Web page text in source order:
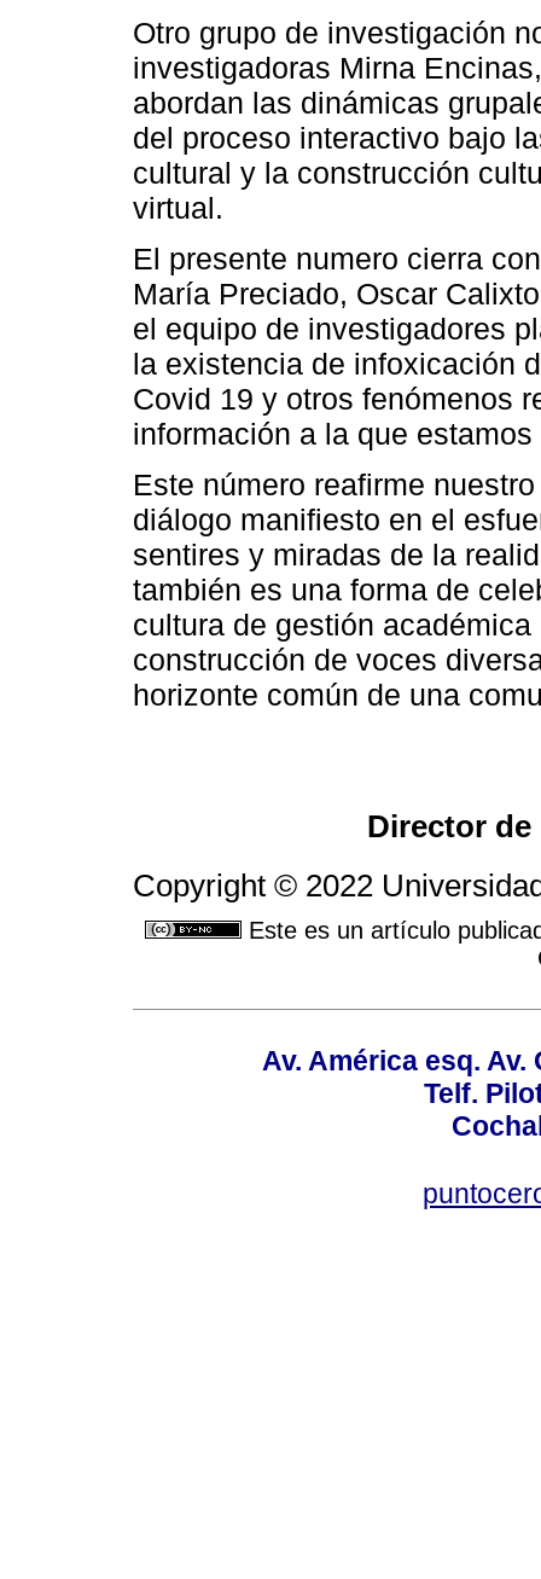
Otro grupo de investigación
investigadoras Mirna
abordan las dinámicas
del proceso interactivo bajo
cultural y la construcción
virtual.
El presente numero cierra
María Preciado, Oscar
el equipo de investigadores
la existencia de infoxicación
Covid 19 y otros fenómenos
información a la que
Este número reafirme
diálogo manifiesto en el
sentires y miradas de la
también es una forma de
cultura de gestión
construcción de voces
horizonte común de una
Director de
Copyright © 2022
Este es un artículo
Av. América esq.
Telf.